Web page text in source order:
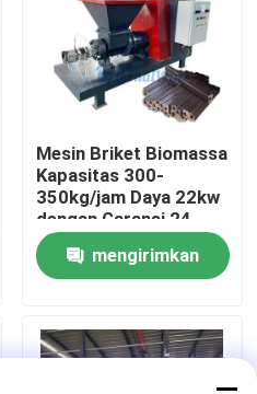
Mesin Briket Biomassa
Kapasitas 300-
350kg/jam Daya 22kw
dengan Garansi 24
Bulan untuk Bahan
Bakar dan Barbekyu
mengirimkan